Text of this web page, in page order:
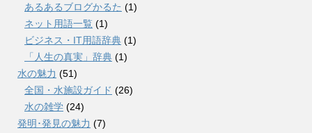
あるあるブログかるた (1)
ネット用語一覧 (1)
ビジネス・IT用語辞典 (1)
「人生の真実」辞典 (1)
水の魅力 (51)
全国・水施設ガイド (26)
水の雑学 (24)
発明･発見の魅力 (7)